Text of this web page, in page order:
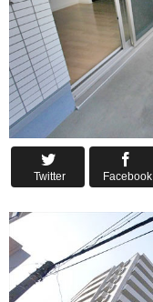
Twitter Facebook